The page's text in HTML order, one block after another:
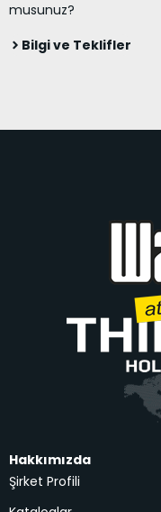
musunuz?
Bilgi ve Teklifler
Hakkımızda
Şirket Profili